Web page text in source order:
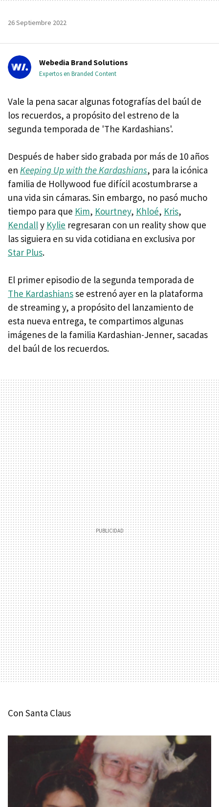
26 Septiembre 2022
Webedia Brand Solutions
Expertos en Branded Content
Vale la pena sacar algunas fotografías del baúl de
los recuerdos, a propósito del estreno de la
segunda temporada de 'The Kardashians'.
Después de haber sido grabada por más de 10 años
en Keeping Up with the Kardashians, para la icónica
familia de Hollywood fue difícil acostumbrarse a
una vida sin cámaras. Sin embargo, no pasó mucho
tiempo para que Kim, Kourtney, Khloé, Kris,
Kendally Kylie regresaran con un reality show que
las siguiera en su vida cotidiana en exclusiva por
Star Plus.
El primer episodio de la segunda temporada de
The Kardashiansse estrenó ayer en la plataforma
de streaming y, a propósito del lanzamiento de
esta nueva entrega, te compartimos algunas
imágenes de la familia Kardashian-Jenner, sacadas
del baúl de los recuerdos.
Con Santa Claus